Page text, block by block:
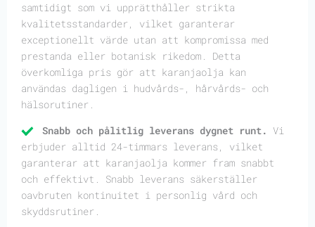
samtidigt som vi upprätthåller strikta
kvalitetsstandarder, vilket garanterar
exceptionellt värde utan att kompromissa med
prestanda eller botanisk rikedom. Detta
överkomliga pris gör att karanjaolja kan
användas dagligen i hudvårds-, hårvårds- och
hälsorutiner.
Snabb och pålitlig leverans dygnet runt. Vi
erbjuder alltid 24-timmars leverans, vilket
garanterar att karanjaolja kommer fram snabbt
och effektivt. Snabb leverans säkerställer
oavbruten kontinuitet i personlig vård och
skyddsrutiner.